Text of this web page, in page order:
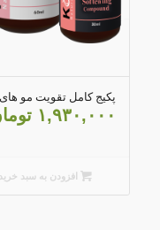
پکیج کامل تقویت مو
۱,۹۳۰,۰۰۰
افزودن به سبد خرید